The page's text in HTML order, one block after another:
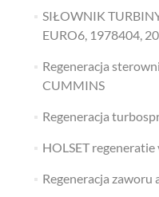
SIŁOWNIK
EURO6, 1978404,
Regeneracja
CUMMINS
Regeneracja
HOLSET
Regeneracja zaworu